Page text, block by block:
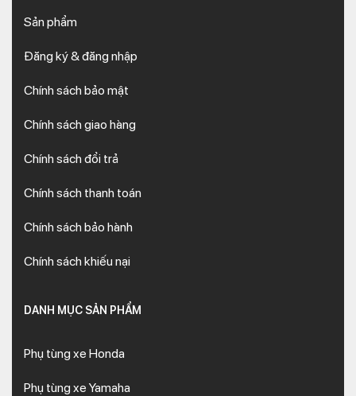
Sản phẩm
Đăng ký & đăng nhập
Chính sách bảo mật
Chính sách giao hàng
Chính sách đổi trả
Chính sách thanh toán
Chính sách bảo hành
Chính sách khiếu nại
DANH MỤC SẢN PHẨM
Phụ tùng xe Honda
Phụ tùng xe Yamaha